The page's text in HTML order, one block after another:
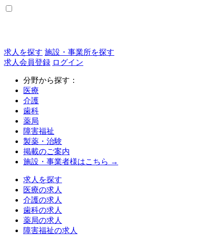
求人を探す 施設・事業所を探す
求人会員登録 ログイン
分野から探す：
医療
介護
歯科
薬局
障害福祉
製薬・治験
掲載のご案内
施設・事業者様はこちら →
求人を探す
医療の求人
介護の求人
歯科の求人
薬局の求人
障害福祉の求人